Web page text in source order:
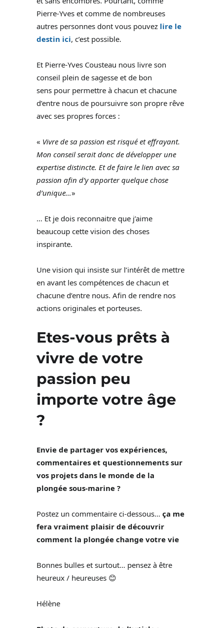
Pierre-Yves et comme de nombreuses
autres personnes dont vous pouvez lire le
destin ici, c’est possible.
Et Pierre-Yves Cousteau nous livre son
conseil plein de sagesse et de bon
sens pour permettre à chacun et chacune
d’entre nous de poursuivre son propre rêve
avec ses propres forces :
« Vivre de sa passion est risqué et effrayant.
Mon conseil serait donc de développer une
expertise distincte. Et de faire le lien avec sa
passion afin d’y apporter quelque chose
d’unique…»
… Et je dois reconnaitre que j’aime
beaucoup cette vision des choses
inspirante.
Une vision qui insiste sur l’intérêt de mettre
en avant les compétences de chacun et
chacune d’entre nous. Afin de rendre nos
actions originales et porteuses.
Etes-vous prêts à
vivre de votre
passion peu
importe votre âge
?
Envie de partager vos expériences,
commentaires et questionnements sur
vos projets dans le monde de la
plongée sous-marine ?
Postez un commentaire ci-dessous… ça me
fera vraiment plaisir de découvrir
comment la plongée change votre vie
Bonnes bulles et surtout… pensez à être
heureux / heureuses 😊
Hélène